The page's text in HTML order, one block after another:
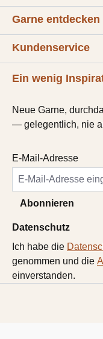
Garne entdecken
Kundenservice
Ein wenig
Neue Garne,
— gelegentlich, nie
E-Mail-Adresse
Abonnieren
Datenschutz
Ich habe die
genommen und die
einverstanden.